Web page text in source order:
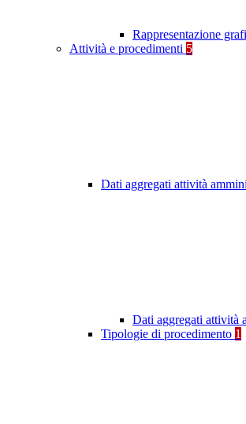
Rappresentazione
Attività e procedimenti 5
Dati aggregati attività
Dati aggregati attività
Tipologie di procedimento 1